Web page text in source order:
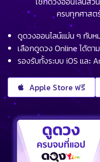
ครบทุกศาสต
ดูดวงออนไลน์แม่น ๆ กับห
เลือกดูดวง Online ได้ต
รองรับทั้งระบบ iOS และ
Apple Store ฟรี